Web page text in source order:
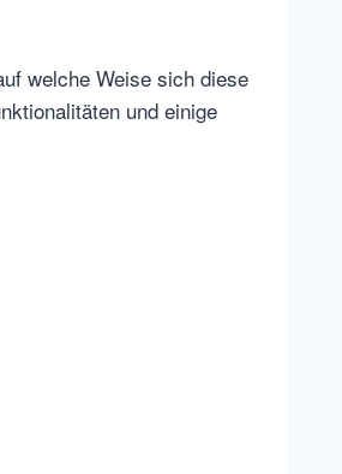
welche Weise sich diese
und einige